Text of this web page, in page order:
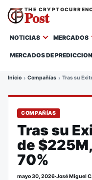
THE
Post
NOTICIAS MERCADOS
MERCADOS DE PREDICCION
Inicio Compañías Tras su
COMPAÑÍAS
Tras su
de
70%
mayo 30, 2026·José Miguel